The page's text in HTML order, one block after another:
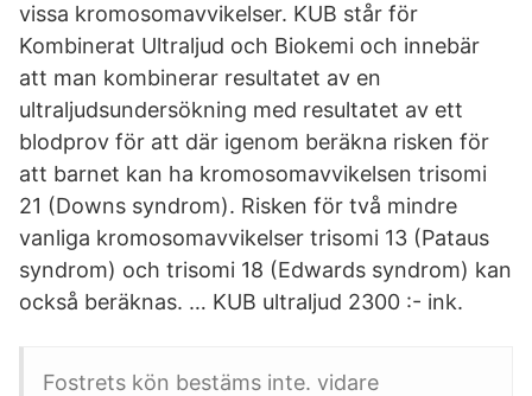
vissa kromosomavvikelser. KUB står för
Kombinerat Ultraljud och Biokemi och innebär
att man kombinerar resultatet av en
ultraljudsundersökning med resultatet av ett
blodprov för att där igenom beräkna risken för
att barnet kan ha kromosomavvikelsen trisomi
21 (Downs syndrom). Risken för två mindre
vanliga kromosomavvikelser trisomi 13 (Pataus
syndrom) och trisomi 18 (Edwards syndrom) kan
också beräknas. … KUB ultraljud 2300 :- ink.
Fostrets kön bestäms inte. vidare